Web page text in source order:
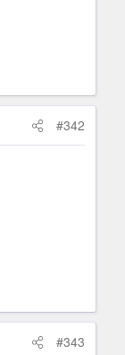
#342
#343